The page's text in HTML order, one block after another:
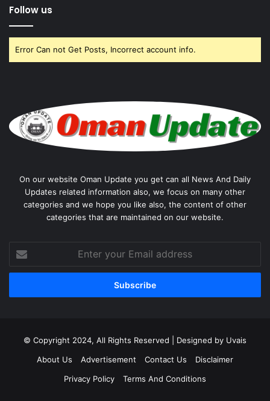
Follow us
Error Can not Get Posts, Incorrect account info.
On our website Oman Update you get can all News And Daily
Updates related information also, we focus on many other
categories and we hope you like also, the content of other
categories that are maintained on our website.
your
Email
© Copyright 2024, All Rights Reserved | Designed by Uvais
About Us
Advertisement Contact Us
Disclaimer
Privacy Policy
Terms And Conditions